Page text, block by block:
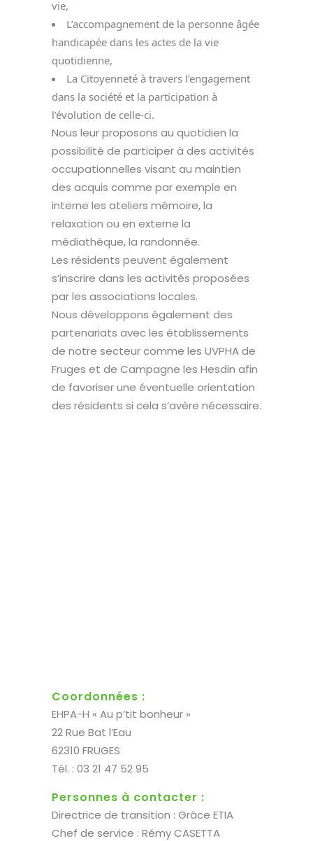
vie,
L’accompagnement de la personne âgée
handicapée dans les actes de la vie
quotidienne,
La Citoyenneté à travers l’engagement
dans la société et la participation à
l’évolution de celle-ci.
Nous leur proposons au quotidien la
possibilité de participer à des activités
occupationnelles visant au maintien
des acquis comme par exemple en
interne les ateliers mémoire, la
relaxation ou en externe la
médiathèque, la randonnée.
Les résidents peuvent également
s’inscrire dans les activités proposées
par les associations locales.
Nous développons également des
partenariats avec les établissements
de notre secteur comme les UVPHA de
Fruges et de Campagne les Hesdin afin
de favoriser une éventuelle orientation
des résidents si cela s’avère nécessaire.
Coordonnées :
EHPA-H « Au p’tit bonheur »
22 Rue Bat l’Eau
62310 FRUGES
Tél. : 03 21 47 52 95
Personnes à contacter :
Directrice de transition : Grâce ETIA
Chef de service : Rémy CASETTA